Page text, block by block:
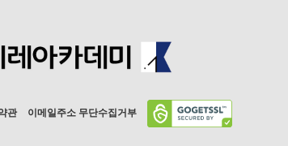
관 이메일주소 무단수집거부